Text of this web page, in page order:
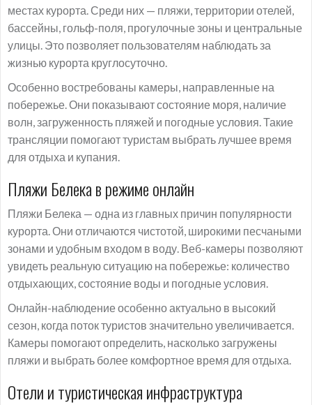
местах курорта. Среди них — пляжи, территории отелей,
бассейны, гольф-поля, прогулочные зоны и центральные
улицы. Это позволяет пользователям наблюдать за
жизнью курорта круглосуточно.
Особенно востребованы камеры, направленные на
побережье. Они показывают состояние моря, наличие
волн, загруженность пляжей и погодные условия. Такие
трансляции помогают туристам выбрать лучшее время
для отдыха и купания.
Пляжи Белека в режиме онлайн
Пляжи Белека — одна из главных причин популярности
курорта. Они отличаются чистотой, широкими песчаными
зонами и удобным входом в воду. Веб-камеры позволяют
увидеть реальную ситуацию на побережье: количество
отдыхающих, состояние воды и погодные условия.
Онлайн-наблюдение особенно актуально в высокий
сезон, когда поток туристов значительно увеличивается.
Камеры помогают определить, насколько загружены
пляжи и выбрать более комфортное время для отдыха.
Отели и туристическая инфраструктура